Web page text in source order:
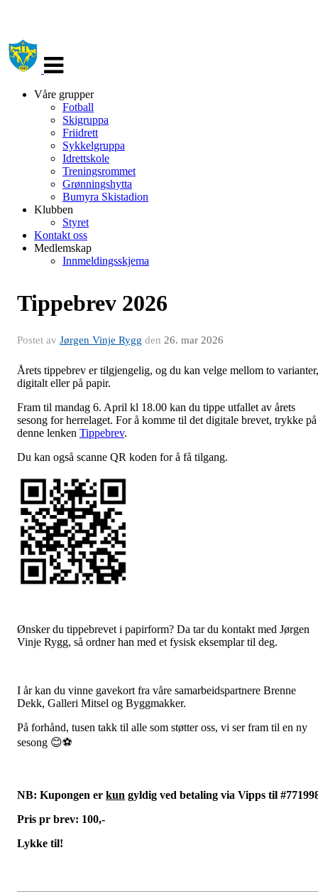
navigasjon
Våre grupper
Fotball
Skigruppa
Friidrett
Sykkelgruppa
Idrettskole
Treningsrommet
Grønningshytta
Bumyra Skistadion
Klubben
Styret
Kontakt oss
Medlemskap
Innmeldingsskjema
Tippebrev 2026
Postet av Jørgen Vinje Rygg den 26. mar 2026
Årets tippebrev er tilgjengelig, og du kan velge mellom to varianter,
digitalt eller på papir.
Fram til mandag 6. April kl 18.00 kan du tippe utfallet av årets
sesong for herrelaget. For å komme til det digitale brevet, trykke på
denne lenken Tippebrev.
Du kan også scanne QR koden for å få tilgang.
Ønsker du tippebrevet i papirform? Da tar du kontakt med Jørgen
Vinje Rygg, så ordner han med et fysisk eksemplar til deg.
I år kan du vinne gavekort fra våre samarbeidspartnere Brenne
Dekk, Galleri Mitsel og Byggmakker.
På forhånd, tusen takk til alle som støtter oss, vi ser fram til en ny
sesong 😊⚽️
NB: Kupongen er kun gyldig ved betaling via Vipps til
Pris pr brev: 100,-
Lykke til!